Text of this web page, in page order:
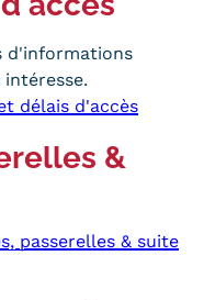
d'informations
délais d'accès
&
passerelles & suite